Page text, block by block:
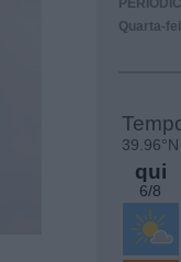
Quarta-